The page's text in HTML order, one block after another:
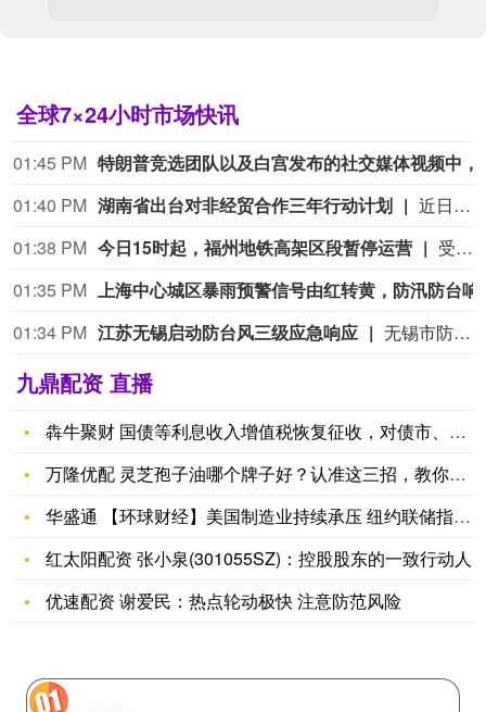
全球7×24小时市场快讯
01:45 PM
01:40 PM 湖南省出台对非经贸合作三年行动计划
近日，《湖南省对非经贸合作三年行动计划（2026-2028年）》经省政府常务会议审议通过并正式印发实施，这是未来3年我省推进湘非经贸深度合作的纲领性文件。 行动计划提出，力争到2028年，全省对非进出口额达到800亿元，聚焦12个重点非洲国家，打造10个左右产能合作标志性项目，打造1至2个中非“两国双园”样板项目，推动全省对非贸易规模稳步增长，对非投资成效持续显现，优势产业外向度大幅提升，基本形成对非经贸合作服务体系。 矿业领域，完善在非项目配套设施，扩大资源回运规模，带动矿山设备、选矿辅料及能源设备出口，梯度推进矿业检测实验室建设，设立对非矿业勘查投资基金。汽车及零部件领域，扩大散件出口，开拓重点国家网约车市场，扩大二手车出口。医疗器械领域，打造境内外双平台协同运营模式，加快产品市场认证与本土销售渠道布局，打造中非友好医院带动医疗设备及耗材出口。工程机械领域，对接中资企业在非重大基础设施及矿山工程项目，扩大品牌主机出口，推动工程机械再制造出口。现代农业领域，在非布局农机产销服一体化中心，同步培育产贸融合项目，统筹扩大优势产品出口与非洲特色农产品进口。绿色能源领域，推动新能源产业与在非中资项目协同发展，加强与非洲相关部门及行业协会、项目运营商的对接，支持投建营一体化项目建设。（湖南日报）
01:38 PM 今日15时起，福州地铁高架区段暂停运营
受台风“白海豚”影响，为保障乘客出行安全，经综合研判，自8月9日15时起，福州地铁6号线和滨海快线高架站及高架区段停运，恢复正常运营时间另行通知。
01:35 PM
01:34 PM 江苏无锡启动防台风三级应急响应 无锡市防汛抗旱指挥部8月9日发布关于提升全市防台风应急响应至三级的紧急通知：市防汛抗旱指挥部于8月9日12时提升全市防台风应急响应至三级，启动以下重点防台措施。1.户外在建工地停工，港口码头停止作业。2.内河航道（长江无锡段除外）停航，关停渡口，船舶回港停靠。3.关停旅游景区室外高风险游乐项目，关闭沿湖和山区景区。4.封控沿江沿湖水库大堤、堤顶公路以及各类临水步道、栈道等设施，沿湖公路实施交通管制。5.地铁高架及地面区段限速运行或停运，停止山区等风险区域公交线路，对沿山体公路进行交通管制。6.停止组织露天集体活动和各类大型活动，停止学校和培训机构暂停户外教学活动。7.撤离地质灾害点、危旧房屋、未有效加固的临时活动板房的人员。8.地下空间、下穿立交、隧道一旦进水，立即关停。应急响应期间，请各有关单位和广大市民密切关注天气，加强防范。1.台风影响期间，尽量不要外出。2.远离地下空间，一旦发现进水迹象请不要进入。3.远离山体和水体周边，防止山洪、山体滑坡、泥石流和临水设施故障造成人员财产损失。4.远离电力设施，防止触电。5.远离高大树木、广告牌、路灯、电线杆、危旧房屋、施工围挡等区域。6.检查加固室外门窗、空调机、屋顶设施等，清除户外阳台杂物，防止高空坠物伤人。7.出行注意避开桥涵、下立交、隧道、低洼积水区域，车辆熄火时立即到安全区域避险，不要涉水通行。8.拒绝户外聚餐活动，不进入有风险的老旧房屋和设施。
九鼎配资 直播
犇牛聚财 国债等利息收入增值税恢复征收，对债市、财政、银行、
万隆优配 灵芝孢子油哪个牌子好？认准这三招，教你选出优质产品
华盛通 【环球财经】美国制造业持续承压 纽约联储指数跌入萎缩
红太阳配资 张小泉(301055SZ)：控股股东的一致行动人
优速配资 谢爱民：热点轮动极快 注意防范风险